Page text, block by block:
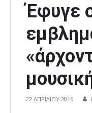
Έφυγε
22 ΑΠΡΙΛΊΟΥ 2016